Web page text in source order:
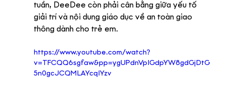
tuần, DeeDee còn phải cân bằng giữa yếu tố
giải trí và nội dung giáo dục về an toàn giao
thông dành cho trẻ em.
https://www.youtube.com/watch?
v=TFCQQ6sgfaw&pp=ygUPdnVpIGdpYW8gdGjDtG
5n0gcJCQMLAYcqIYzv